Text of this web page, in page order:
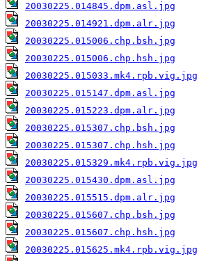
20030225.014845.dpm.asl.jpg
20030225.014921.dpm.alr.jpg
20030225.015006.chp.bsh.jpg
20030225.015006.chp.hsh.jpg
20030225.015033.mk4.rpb.vig.jpg
20030225.015147.dpm.asl.jpg
20030225.015223.dpm.alr.jpg
20030225.015307.chp.bsh.jpg
20030225.015307.chp.hsh.jpg
20030225.015329.mk4.rpb.vig.jpg
20030225.015430.dpm.asl.jpg
20030225.015515.dpm.alr.jpg
20030225.015607.chp.bsh.jpg
20030225.015607.chp.hsh.jpg
20030225.015625.mk4.rpb.vig.jpg